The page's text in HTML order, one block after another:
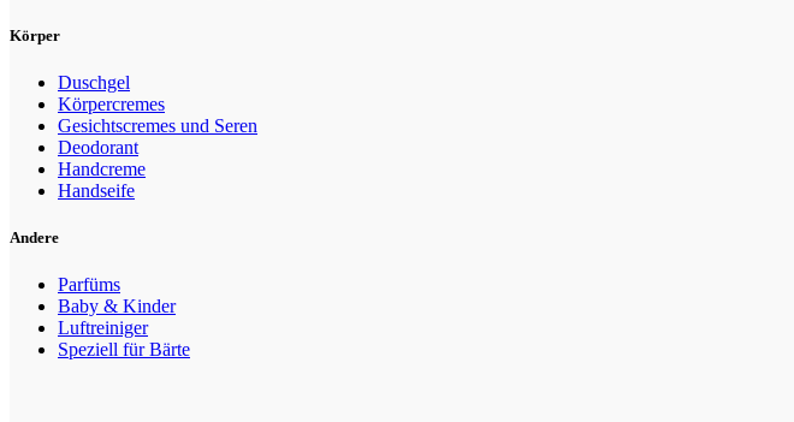
Körper
Duschgel
Körpercremes
Gesichtscremes und Seren
Deodorant
Handcreme
Handseife
Andere
Parfüms
Baby & Kinder
Luftreiniger
Speziell für Bärte